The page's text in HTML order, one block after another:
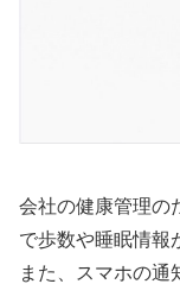
会社の健康管理の
で歩数や睡眠情報
また、スマホの通